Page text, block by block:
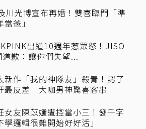
川光博宣布再婚！雙喜臨門「準
爸」
出道10週年惹眾怒！JISO
道歉：讓你們失望...
新作「我的神隊友」殺青！認了
最反差 大咖男神驚喜客串
女友陳苡孋遭控當小三！發千字
學邏輯很難開始好好活」